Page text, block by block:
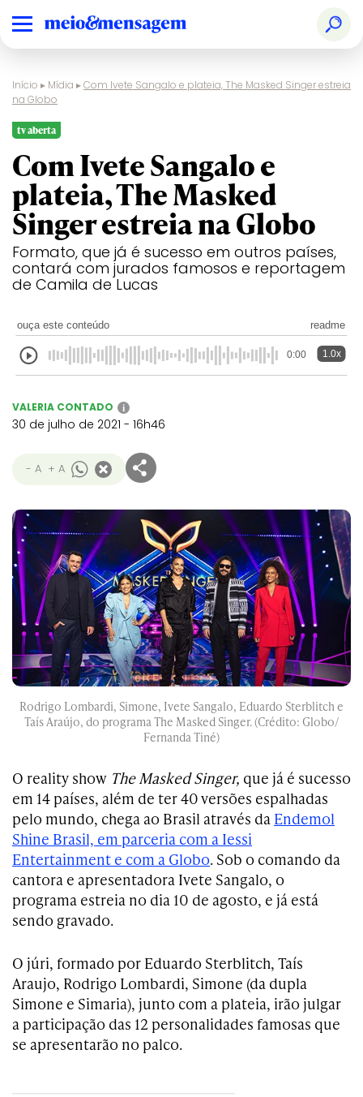
Início ▸ Mídia ▸Com Ivete Sangalo e plateia, The Masked Singer estreia
na Globo
tv aberta
Com Ivete Sangalo e
plateia, The Masked
Singer estreia na Globo
Formato, que já é sucesso em outros países,
contará com jurados famosos e reportagem
de Camila de Lucas
ouça este conteúdo readme
0:00 1.0x
VALERIA CONTADO i
30 de julho de 2021 - 16h46
- A + A
Rodrigo Lombardi, Simone, Ivete Sangalo, Eduardo Sterblitch e
Taís Araújo, do programa The Masked Singer. (Crédito: Globo/
Fernanda Tiné)
O reality show The Masked Singer, que já é sucesso
em 14 países, além de ter 40 versões espalhadas
pelo mundo, chega ao Brasil através da Endemol
Shine Brasil, em parceria com a Iessi
Entertainment e com a Globo. Sob o comando da
cantora e apresentadora Ivete Sangalo, o
programa estreia no dia 10 de agosto, e já está
sendo gravado.
O júri, formado por Eduardo Sterblitch, Taís
Araujo, Rodrigo Lombardi, Simone (da dupla
Simone e Simaria), junto com a plateia, irão julgar
a participação das 12 personalidades famosas que
se apresentarão no palco.